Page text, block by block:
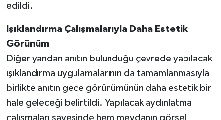
edildi.
Işıklandırma Çalışmalarıyla Daha Estetik
Görünüm
Diğer yandan anıtın bulunduğu çevrede yapılacak
ışıklandırma uygulamalarının da tamamlanmasıyla
birlikte anıtın gece görünümünün daha estetik bir
hale geleceği belirtildi. Yapılacak aydınlatma
çalışmaları sayesinde hem meydanın görsel